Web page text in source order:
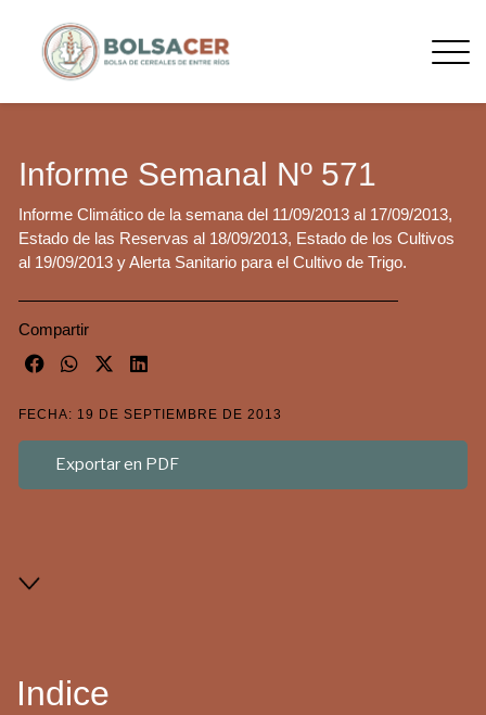
Informe Semanal Nº 571
Informe Climático de la semana del 11/09/2013 al 17/09/2013,
Estado de las Reservas al 18/09/2013, Estado de los Cultivos
al 19/09/2013 y Alerta Sanitario para el Cultivo de Trigo.
Compartir
FECHA: 19 DE SEPTIEMBRE DE 2013
Exportar en PDF
Indice